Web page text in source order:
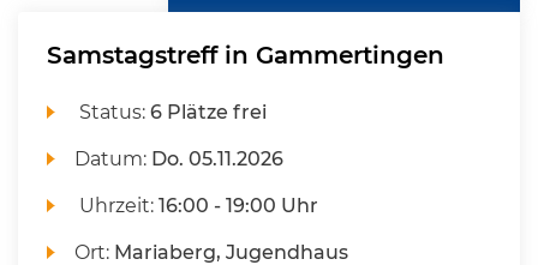
Samstagstreff in Gammertingen
Status:6 Plätze frei
Datum: Do. 05.11.2026
Uhrzeit:16:00 - 19:00 Uhr
Ort: Mariaberg, Jugendhaus